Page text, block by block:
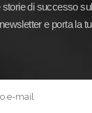
di successo
e porta la